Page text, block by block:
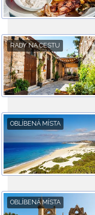
RADY NA CESTU
OBLÍBENÁ MÍSTA
OBLÍBENÁ MÍSTA